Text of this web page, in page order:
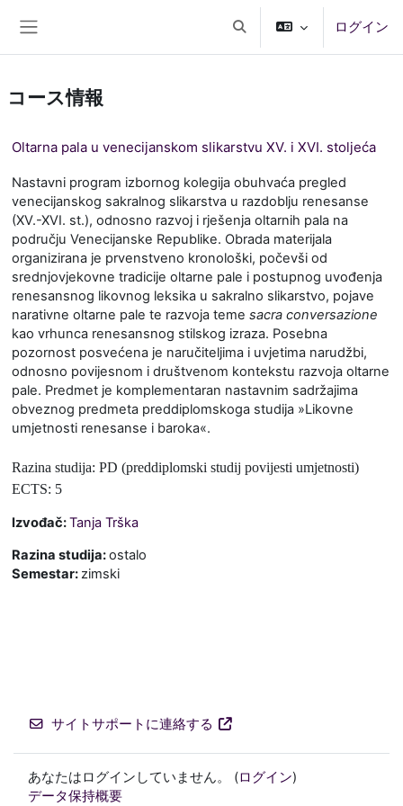
検索入力に切り替えるログイン
コース情報
Oltarna pala u venecijanskom slikarstvu XV. i XVI. stoljeća
Nastavni program izbornog kolegija obuhvaća pregled
venecijanskog sakralnog slikarstva u razdoblju renesanse
(XV.-XVI. st.), odnosno razvoj i rješenja oltarnih pala na
području Venecijanske Republike. Obrada materijala
organizirana je prvenstveno kronološki, počevši od
srednjovjekovne tradicije oltarne pale i postupnog uvođenja
renesansnog likovnog leksika u sakralno slikarstvo, pojave
narativne oltarne pale te razvoja teme sacra conversazione
kao vrhunca renesansnog stilskog izraza. Posebna
pozornost posvećena je naručiteljima i uvjetima narudžbi,
odnosno povijesnom i društvenom kontekstu razvoja oltarne
pale. Predmet je komplementaran nastavnim sadržajima
obveznog predmeta preddiplomskoga studija »Likovne
umjetnosti renesanse i baroka«.
Razina studija: PD (preddiplomski studij povijesti umjetnosti)
ECTS: 5
Izvođač:Tanja Trška
Razina studija:ostalo
Semestar:zimski
サイトサポートに連絡する
あなたはログインしていません。 (ログイン)
データ保持概要